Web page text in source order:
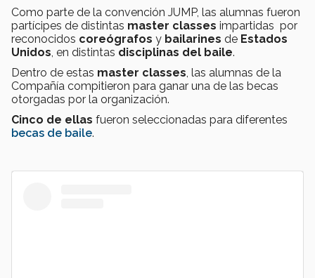
Como parte de la convención JUMP, las alumnas fueron
partícipes de distintas master classes impartidas por
reconocidos coreógrafos y bailarines de Estados
Unidos, en distintas disciplinas del baile.
Dentro de estas master classes, las alumnas de la
Compañía compitieron para ganar una de las becas
otorgadas por la organización.
Cinco de ellas fueron seleccionadas para diferentes
becas de baile.